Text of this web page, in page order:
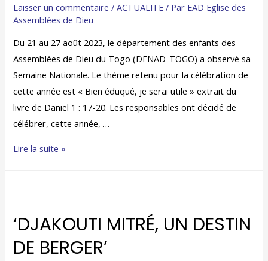
Laisser un commentaire /ACTUALITE / Par EAD Eglise des
Assemblées de Dieu
Du 21 au 27 août 2023, le département des enfants des
Assemblées de Dieu du Togo (DENAD-TOGO) a observé sa
Semaine Nationale. Le thème retenu pour la célébration de
cette année est « Bien éduqué, je serai utile » extrait du
livre de Daniel 1 : 17-20. Les responsables ont décidé de
célébrer, cette année, …
Lire la suite »
‘DJAKOUTI MITRÉ, UN DESTIN
DE BERGER’